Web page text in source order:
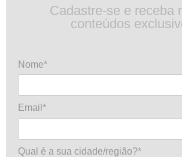
Cadastre-se e receba
conteúdos
Nome*
Email*
Qual é a sua cidade/região?*